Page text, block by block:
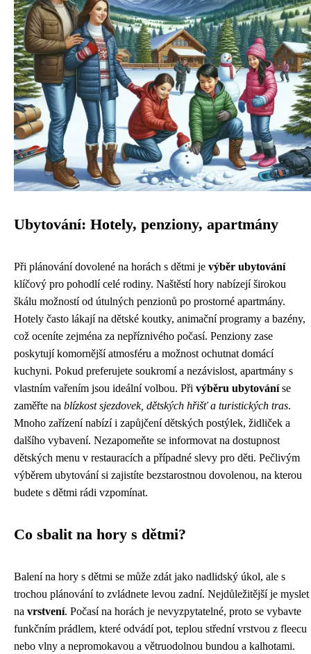
Ubytování: Hotely, penziony, apartmány
Při plánování dovolené na horách s dětmi je výběr ubytování
klíčový pro pohodlí celé rodiny. Naštěstí hory nabízejí širokou
škálu možností od útulných penzionů po prostorné apartmány.
Hotely často lákají na dětské koutky, animační programy a bazény,
což oceníte zejména za nepříznivého počasí. Penziony zase
poskytují komornější atmosféru a možnost ochutnat domácí
kuchyni. Pokud preferujete soukromí a nezávislost, apartmány s
vlastním vařením jsou ideální volbou. Při výběru ubytováníse
zaměřte na blízkost sjezdovek, dětských hřišť a turistických tras.
Mnoho zařízení nabízí i zapůjčení dětských postýlek, židliček a
dalšího vybavení. Nezapomeňte se informovat na dostupnost
dětských menu v restauracích a případné slevy pro děti. Pečlivým
výběrem ubytování si zajistíte bezstarostnou dovolenou, na kterou
budete s dětmi rádi vzpomínat.
Co sbalit na hory s dětmi?
Balení na hory s dětmi se může zdát jako nadlidský úkol, ale s
trochou plánování to zvládnete levou zadní. Nejdůležitější je myslet
na vrstvení. Počasí na horách je nevyzpytatelné, proto se vybavte
funkčním prádlem, které odvádí pot, teplou střední vrstvou z fleecu
nebo vlny a nepromokavou a větruodolnou bundou a kalhotami.